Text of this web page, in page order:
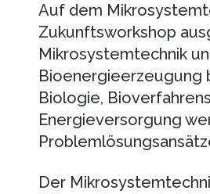
Auf dem
Zukunftsworkshop
Mikrosystemtechnik
Bioenergieerzeugung
Biologie,
Energieversorgung
Der